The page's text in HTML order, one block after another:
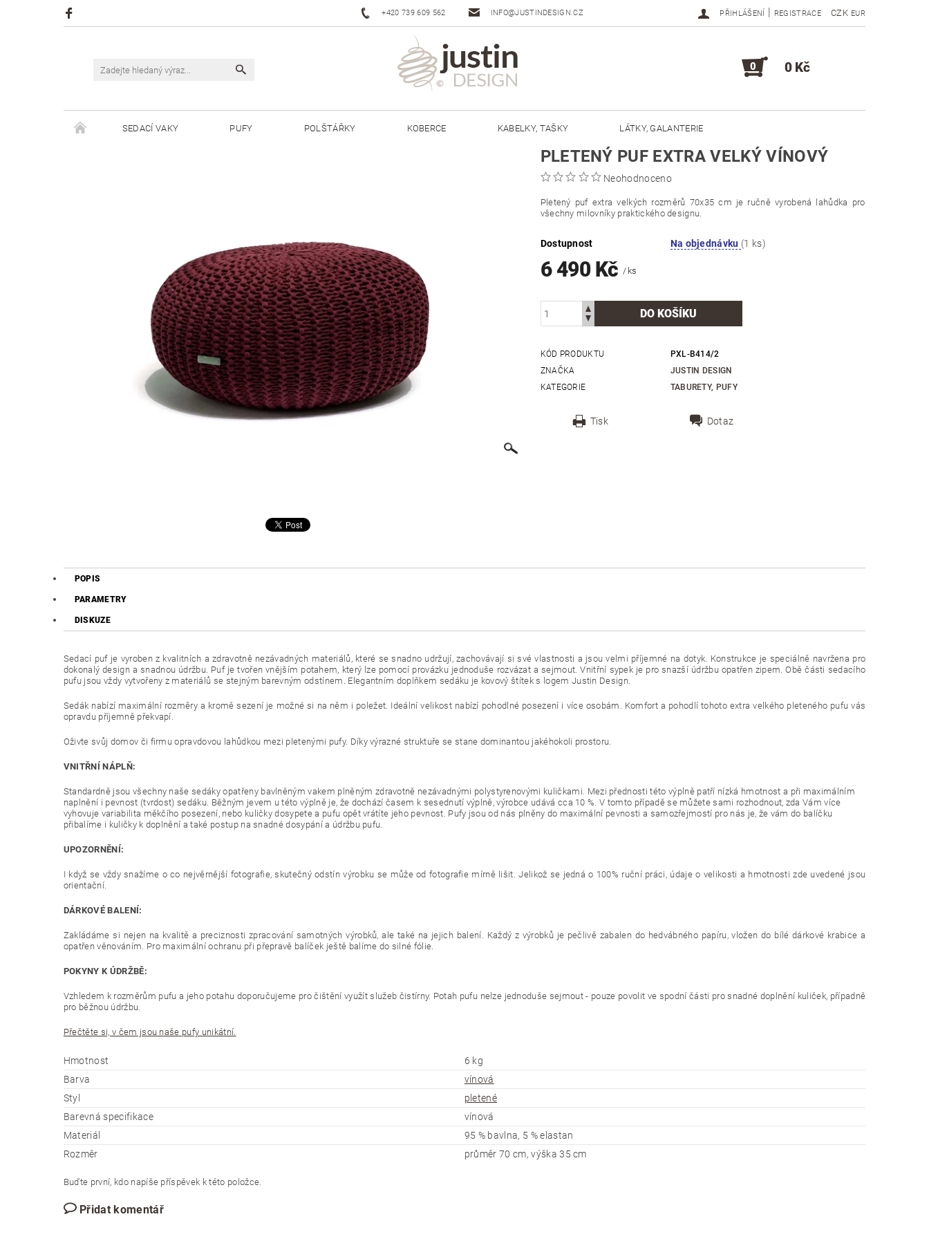
+420 739 609 562 INFO@JUSTINDESIGN.CZ CZK EUR
PŘIHLÁŠENÍ | REGISTRACE
0 0 Kč
SEDACÍ VAKY PUFY POLŠTÁŘKY KOBERCE KABELKY, TAŠKY LÁTKY, GALANTERIE
ŠŇŮRY JUSTIN 5 MM DOPLŇKY, KOMPONENTY
PLETENÝ PUF EXTRA VELKÝ VÍNOVÝ
Neohodnoceno
Pletený puf extra velkých rozměrů 70x35 cm je ručně vyrobená lahůdka pro
všechny milovníky praktického designu.
Dostupnost Na objednávku (1 ks)
6 490 Kč/ ks
KÓD PRODUKTU
PXL-B414/2
ZNAČKA
JUSTIN DESIGN
KATEGORIE
TABURETY, PUFY
Tisk Dotaz
POPIS
PARAMETRY
DISKUZE
Sedací puf je vyroben z kvalitních a zdravotně nezávadných materiálů, které se snadno udržují, zachovávají si své vlastnosti a jsou velmi příjemné na dotyk. Konstrukce je speciálně navržena pro
dokonalý design a snadnou údržbu. Puf je tvořen vnějším potahem, který lze pomocí provázku jednoduše rozvázat a sejmout. Vnitřní sypek je pro snazší údržbu opatřen zipem. Obě části sedacího
pufu jsou vždy vytvořeny z materiálů se stejným barevným odstínem. Elegantním doplňkem sedáku je kovový štítek s logem Justin Design.
Sedák nabízí maximální rozměry a kromě sezení je možné si na něm i poležet. Ideální velikost nabízí pohodlné posezení i více osobám. Komfort a pohodlí tohoto extra velkého pleteného pufu vás
opravdu příjemně překvapí.
Oživte svůj domov či firmu opravdovou lahůdkou mezi pletenými pufy. Díky výrazné struktuře se stane dominantou jakéhokoli prostoru.
VNITŘNÍ NÁPLŇ:
Standardně jsou všechny naše sedáky opatřeny bavlněným vakem plněným zdravotně nezávadnými polystyrenovými kuličkami. Mezi přednosti této výplně patří nízká hmotnost a při maximálním
naplnění i pevnost (tvrdost) sedáku. Běžným jevem u této výplně je, že dochází časem k sesednutí výplně, výrobce udává cca 10 %. V tomto případě se můžete sami rozhodnout, zda Vám více
vyhovuje variabilita měkčího posezení, nebo kuličky dosypete a pufu opět vrátíte jeho pevnost. Pufy jsou od nás plněny do maximální pevnosti a samozřejmostí pro nás je, že vám do balíčku
přibalíme i kuličky k doplnění a také postup na snadné dosypání a údržbu pufu.
UPOZORNĚNÍ:
I když se vždy snažíme o co nejvěrnější fotografie, skutečný odstín výrobku se může od fotografie mírně lišit. Jelikož se jedná o 100% ruční práci, údaje o velikosti a hmotnosti zde uvedené jsou
orientační.
DÁRKOVÉ BALENÍ:
Zakládáme si nejen na kvalitě a preciznosti zpracování samotných výrobků, ale také na jejich balení. Každý z výrobků je pečlivě zabalen do hedvábného papíru, vložen do bílé dárkové krabice a
opatřen věnováním. Pro maximální ochranu při přepravě balíček ještě balíme do silné fólie.
POKYNY K ÚDRŽBĚ:
Vzhledem k rozměrům pufu a jeho potahu doporučujeme pro čištění využít služeb čistírny. Potah pufu nelze jednoduše sejmout - pouze povolit ve spodní části pro snadné doplnění kuliček, případně
pro běžnou údržbu.
Přečtěte si, v čem jsou naše pufy unikátní.
Hmotnost
6 kg
Barva
vínová
Styl
pletené
Barevná specifikace
vínová
Materiál
95 % bavlna, 5 % elastan
Rozměr
průměr 70 cm, výška 35 cm
Buďte první, kdo napíše příspěvek k této položce.
Přidat komentář